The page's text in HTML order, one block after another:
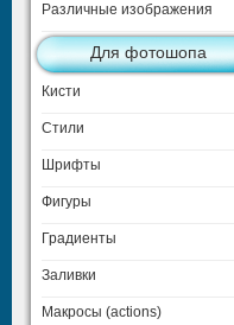
Различные изображения
Для фотошопа
Кисти
Стили
Шрифты
Фигуры
Градиенты
Заливки
Макросы (actions)